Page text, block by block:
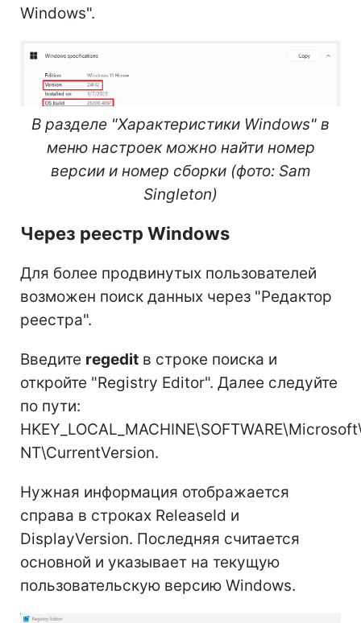
Windows".
В разделе "Характеристики Windows" в
меню настроек можно найти номер
версии и номер сборки (фото: Sam
Singleton)
Через реестр Windows
Для более продвинутых пользователей
возможен поиск данных через "Редактор
реестра".
Введите regedit в строке поиска и
откройте "Registry Editor". Далее следуйте
по пути:
NT\CurrentVersion.
Нужная информация отображается
справа в строках ReleaseId и
DisplayVersion. Последняя считается
основной и указывает на текущую
пользовательскую версию Windows.